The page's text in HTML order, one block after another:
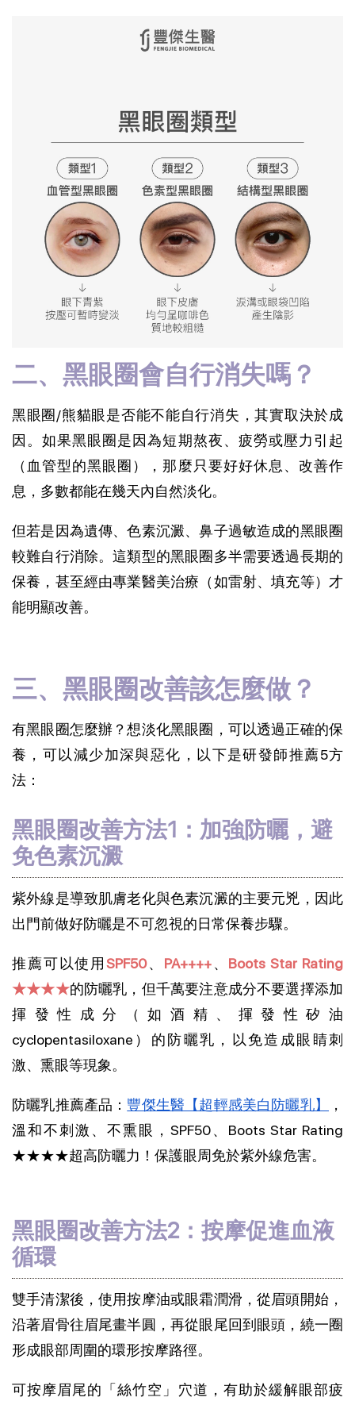
二、黑眼圈會自行消失嗎？
黑眼圈/熊貓眼是否能不能自行消失，其實取決於成
因。如果黑眼圈是因為短期熬夜、疲勞或壓力引起
（血管型的黑眼圈），那麼只要好好休息、改善作
息，多數都能在幾天內自然淡化。
但若是因為遺傳、色素沉澱、鼻子過敏造成的黑眼圈
較難自行消除。這類型的黑眼圈多半需要透過長期的
保養，甚至經由專業醫美治療（如雷射、填充等）才
能明顯改善。
三、黑眼圈改善該怎麼做？
有黑眼圈怎麼辦？想淡化黑眼圈，可以透過正確的保
養，可以減少加深與惡化，以下是研發師推薦5方
法：
黑眼圈改善方法1：加強防曬，避
免色素沉澱
紫外線是導致肌膚老化與色素沉澱的主要元兇，因此
出門前做好防曬是不可忽視的日常保養步驟。
推薦可以使用SPF50、 PA++++、 Boots Star Rating
★★★★的防曬乳，但千萬要注意成分不要選擇添加
揮發性成分（如酒精、揮發性矽油
cyclopentasiloxane）的防曬乳，以免造成眼睛刺
激、熏眼等現象。
防曬乳推薦產品： 豐傑生醫【超輕感美白防曬乳】
，
溫和不刺激、不熏眼，SPF50、Boots Star Rating
★★★★超高防曬力！保護眼周免於紫外線危害。
黑眼圈改善方法2：按摩促進血液
循環
雙手清潔後，使用按摩油或眼霜潤滑，從眉頭開始，
沿著眉骨往眉尾畫半圓，再從眼尾回到眼頭，繞一圈
形成眼部周圍的環形按摩路徑。
可按摩眉尾的「絲竹空」穴道，有助於緩解眼部疲